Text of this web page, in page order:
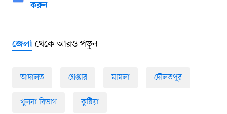
করুন
জেলাথেকে আরও পড়ুন
আদালত গ্রেপ্তার মামলা দৌলতপুর
খুলনা বিভাগ কুষ্টিয়া